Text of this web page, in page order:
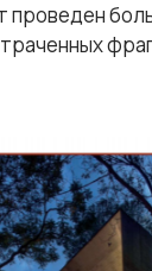
проведен